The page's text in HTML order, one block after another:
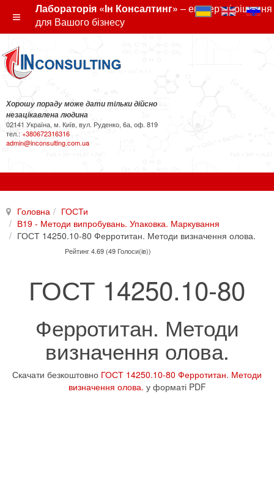
Лабораторія «Ін Консалтинг» – експертні рішення
для Вашого бізнесу
Хорошу пораду може дати тільки дійсно
незацікавлена людина
02141 Україна, м. Київ, вул. Руденко, 6а, оф. 819
тел.: +380672316316
admin@inconsulting.com.ua
Головна
ГОСТи
В19 - Методи випробувань. Упаковка. Маркування
ГОСТ 14250.10-80 Ферротитан. Методи визначення олова.
Рейтинг 4.69 (49 Голоси(ів))
ГОСТ 14250.10-80
Ферротитан. Методи
визначення олова.
Скачати безкоштовно ГОСТ 14250.10-80 Ферротитан. Методи
визначення олова. у форматі PDF